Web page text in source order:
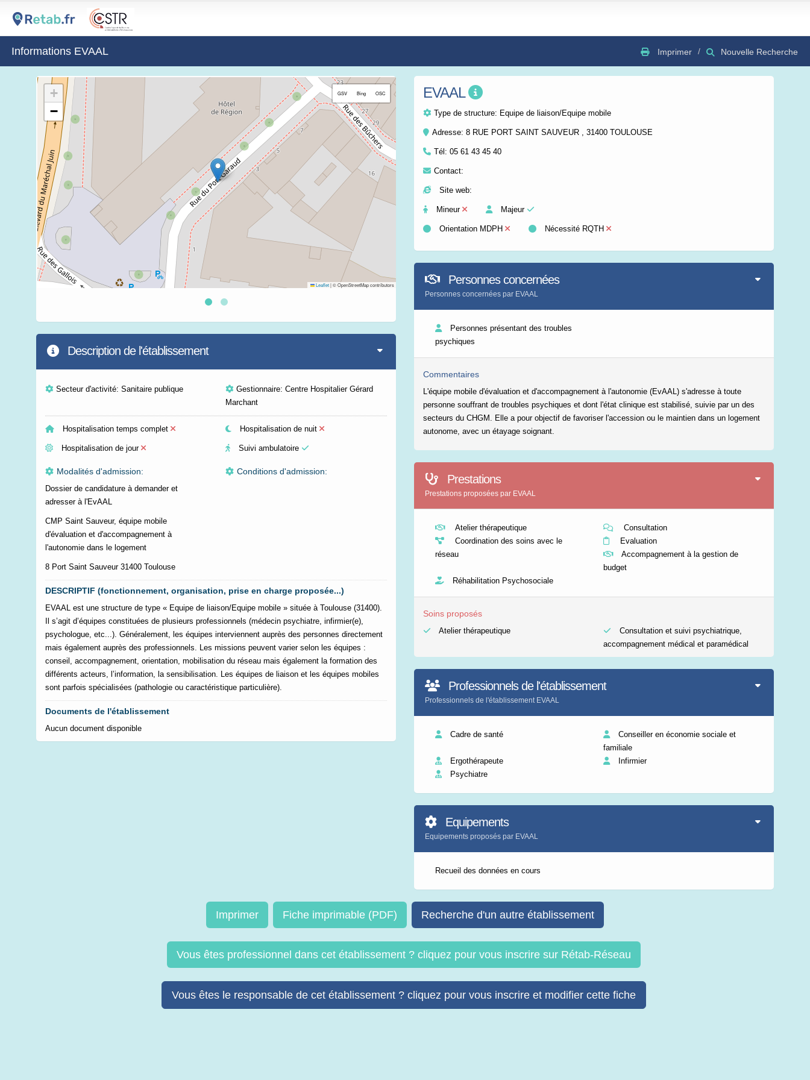
Informations EVAAL Imprimer Nouvelle Recherche
+
−
GSV Bing OSC
Leaflet|© OpenStreetMap contributors
Description de l'établissement
Secteur d'activité: Sanitaire publique
Gestionnaire: Centre Hospitalier Gérard
Marchant
Hospitalisation temps complet
Hospitalisation de jour
Hospitalisation de nuit
Suivi ambulatoire
Modalités d'admission:
Dossier de candidature à demander et
adresser à l'EvAAL
CMP Saint Sauveur, équipe mobile
d'évaluation et d'accompagnement à
l'autonomie dans le logement
8 Port Saint Sauveur 31400 Toulouse
Conditions d'admission:
DESCRIPTIF (fonctionnement, organisation, prise en charge proposée...)
EVAAL est une structure de type « Equipe de liaison/Equipe mobile » située à Toulouse (31400).
Il s’agit d’équipes constituées de plusieurs professionnels (médecin psychiatre, infirmier(e),
psychologue, etc...). Généralement, les équipes interviennent auprès des personnes directement
mais également auprès des professionnels. Les missions peuvent varier selon les équipes :
conseil, accompagnement, orientation, mobilisation du réseau mais également la formation des
différents acteurs, l’information, la sensibilisation. Les équipes de liaison et les équipes mobiles
sont parfois spécialisées (pathologie ou caractéristique particulière).
Documents de l'établissement
Aucun document disponible
EVAAL
Type de structure: Equipe de liaison/Equipe mobile
Adresse: 8 RUE PORT SAINT SAUVEUR , 31400 TOULOUSE
Tél: 05 61 43 45 40
Contact:
Site web:
Mineur Majeur
Orientation MDPH Nécessité RQTH
Personnes concernées
Personnes concernées par EVAAL
Personnes présentant des troubles
psychiques
Commentaires
L'équipe mobile d'évaluation et d'accompagnement à l'autonomie (EvAAL) s'adresse à toute
personne souffrant de troubles psychiques et dont l'état clinique est stabilisé, suivie par un des
secteurs du CHGM. Elle a pour objectif de favoriser l'accession ou le maintien dans un logement
autonome, avec un étayage soignant.
Prestations
Prestations proposées par EVAAL
Atelier thérapeutique
Consultation
Coordination des soins avec le
réseau
Evaluation
Accompagnement à la gestion de
budget
Réhabilitation Psychosociale
Soins proposés
Atelier thérapeutique
Consultation et suivi psychiatrique,
accompagnement médical et paramédical
Professionnels de l'établissement
Professionnels de l'établissement EVAAL
Cadre de santé
Conseiller en économie sociale et
familiale
Ergothérapeute
Infirmier
Psychiatre
Equipements
Equipements proposés par EVAAL
Recueil des données en cours
Imprimer Fiche imprimable (PDF) Recherche d'un autre établissement
Vous êtes professionnel dans cet établissement ? cliquez pour vous inscrire sur Rétab-Réseau
Vous êtes le responsable de cet établissement ? cliquez pour vous inscrire et modifier cette fiche